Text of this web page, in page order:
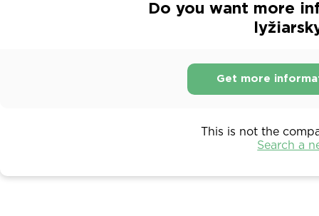
Do you want more
Get more
This is not the
Search a